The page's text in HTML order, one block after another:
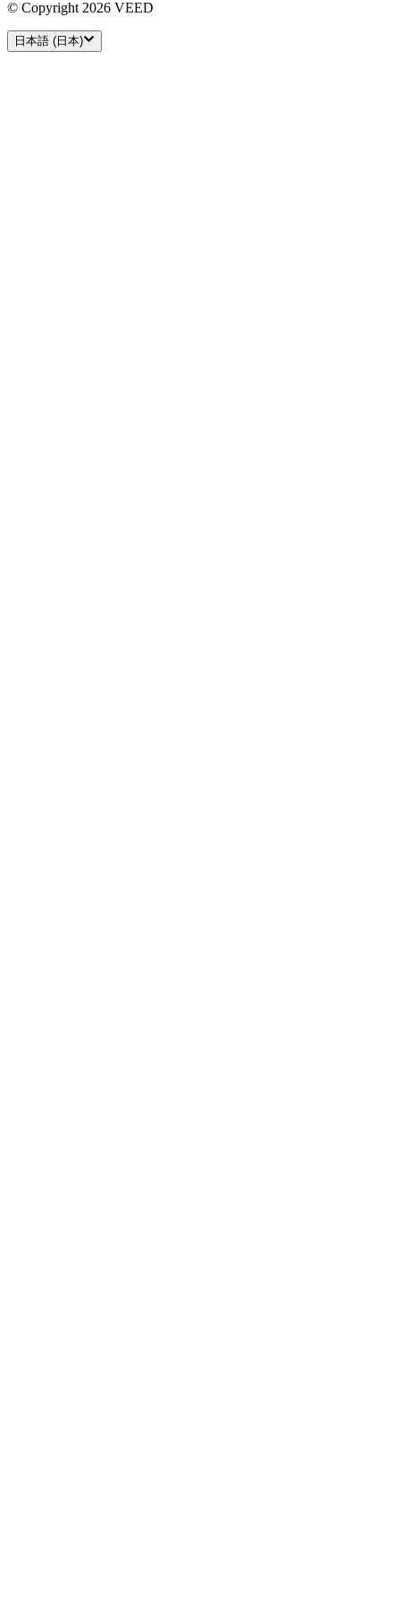
© Copyright 2026 VEED
日本語 (日本)